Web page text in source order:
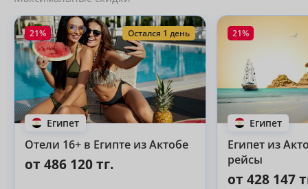
21% Остался 1 день
Египет
Отели 16+ в Египте из Актобе
от 486 120 тг.
21%
Египет
Египет из
рейсы
от 428 147